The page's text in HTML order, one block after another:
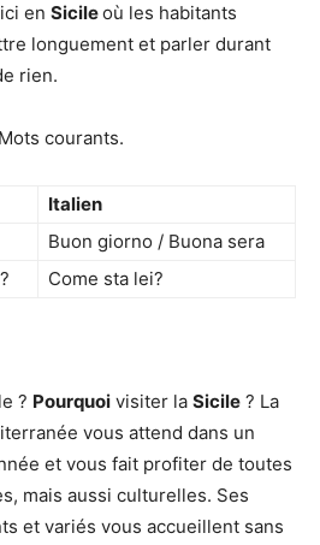
en Sicileoù les habitants
longuement et parler durant
rien.
courants.
Italien
Buon giorno / Buona sera
Come sta lei?
? Pourquoi visiter la Sicile ? La
vous attend dans un
et vous fait profiter de toutes
mais aussi culturelles. Ses
et variés vous accueillent sans